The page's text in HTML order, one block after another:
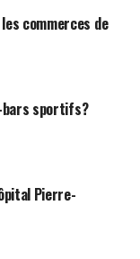
commerces de
bars sportifs?
Pierre-